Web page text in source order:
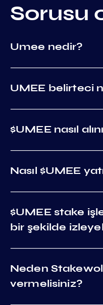
Sorusu
Umee nedir?
UMEE belirteci
$UMEE nasıl
Nasıl $UMEE
$UMEE stake
bir şekilde
Neden
vermelisiniz?